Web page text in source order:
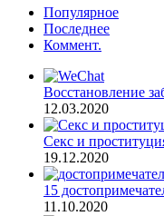
Популярное
Последнее
Коммент.
Восстановление
12.03.2020
Секс и
19.12.2020
15
11.10.2020